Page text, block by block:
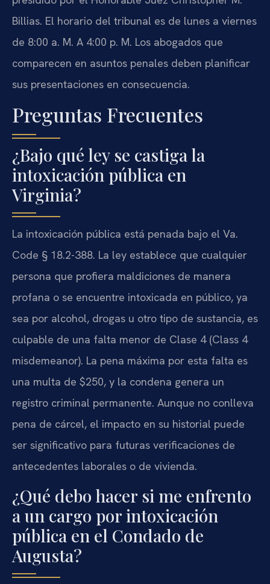
Billias. El horario del tribunal es de lunes a viernes
de 8:00 a. M. A 4:00 p. M. Los abogados que
comparecen en asuntos penales deben planificar
sus presentaciones en consecuencia.
Preguntas Frecuentes
¿Bajo qué ley se castiga la
intoxicación pública en
Virginia?
La intoxicación pública está penada bajo el Va.
Code § 18.2-388. La ley establece que cualquier
persona que profiera maldiciones de manera
profana o se encuentre intoxicada en público, ya
sea por alcohol, drogas u otro tipo de sustancia, es
culpable de una falta menor de Clase 4 (Class 4
misdemeanor). La pena máxima por esta falta es
una multa de $250, y la condena genera un
registro criminal permanente. Aunque no conlleva
pena de cárcel, el impacto en su historial puede
ser significativo para futuras verificaciones de
antecedentes laborales o de vivienda.
¿Qué debo hacer si me enfrento
a un cargo por intoxicación
pública en el Condado de
Augusta?